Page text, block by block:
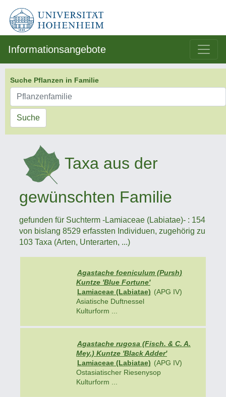
Informationsangebote
Suche Pflanzen in Familie
Suche
Taxa aus der
gewünschten Familie
gefunden für Suchterm -Lamiaceae (Labiatae)- : 154
von bislang 8529 erfassten Individuen, zugehörig zu
103 Taxa (Arten, Unterarten, ...)
Agastache foeniculum (Pursh)
Kuntze 'Blue Fortune'
Lamiaceae (Labiatae) (APG IV)
Asiatische Duftnessel
Kulturform ...
Agastache rugosa (Fisch. & C. A.
Mey.) Kuntze 'Black Adder'
Lamiaceae (Labiatae) (APG IV)
Ostasiatischer Riesenysop
Kulturform ...